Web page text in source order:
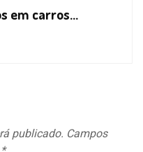
em carros...
publicado. Campos